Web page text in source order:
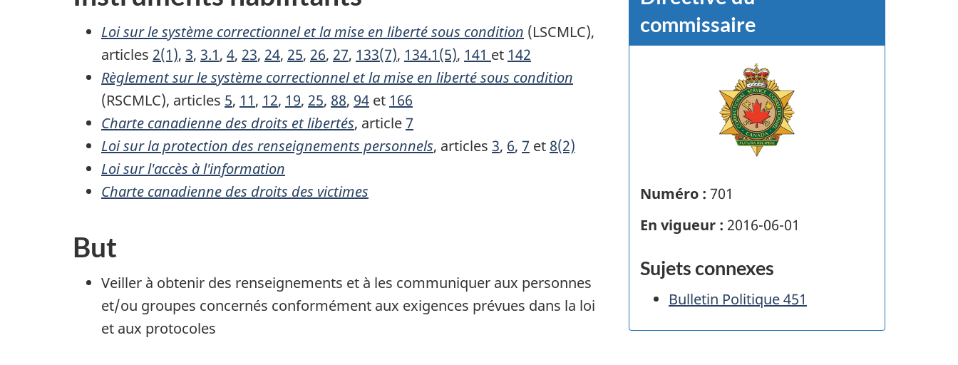
Loi sur le système correctionnel et la mise en liberté sous condition (LSCMLC),
articles 2(1), 3, 3.1, 4, 23, 24, 25, 26, 27, 133(7), 134.1(5), 141 et 142
Règlement sur le système correctionnel et la mise en liberté sous condition
(RSCMLC), articles 5, 11, 12, 19, 25, 88, 94 et 166
Charte canadienne des droits et libertés, article7
Loi sur la protection des renseignements personnels, articles 3, 6, 7 et 8(2)
Loi sur l'accès à l'information
Charte canadienne des droits des victimes
But
Veiller à obtenir des renseignements et à les communiquer aux personnes
et/ou groupes concernés conformément aux exigences prévues dans la loi
et aux protocoles
commissaire
Numéro : 701
En vigueur : 2016-06-01
Sujets connexes
Bulletin Politique 451